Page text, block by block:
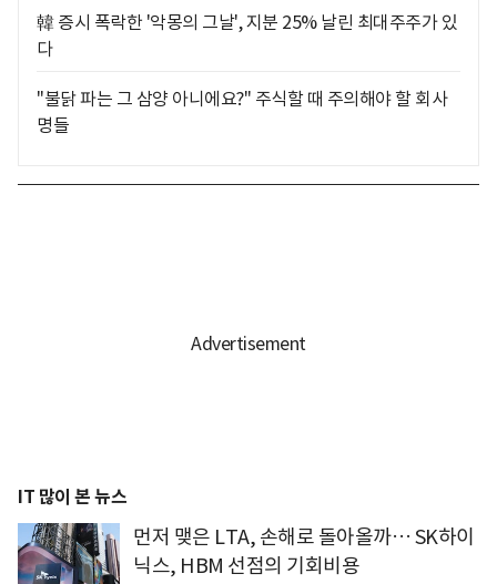
韓 증시 폭락한 '악몽의 그날', 지분 25% 날린 최대주주가 있
다
"불닭 파는 그 삼양 아니에요?" 주식할 때 주의해야 할 회사
명들
IT 많이 본 뉴스
먼저 맺은 LTA, 손해로 돌아올까… SK하이
닉스, HBM 선점의 기회비용